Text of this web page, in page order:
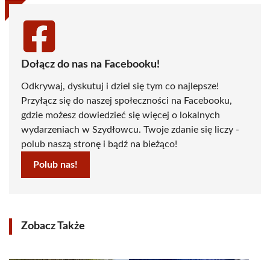
Dołącz do nas na Facebooku!
Odkrywaj, dyskutuj i dziel się tym co najlepsze!
Przyłącz się do naszej społeczności na Facebooku,
gdzie możesz dowiedzieć się więcej o lokalnych
wydarzeniach w Szydłowcu. Twoje zdanie się liczy -
polub naszą stronę i bądź na bieżąco!
Polub nas!
Zobacz Także